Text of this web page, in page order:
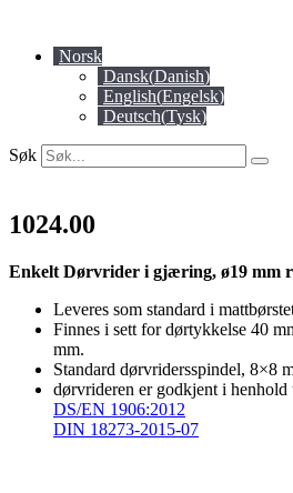
content Norsk
Dansk(Danish)
English(Engelsk)
Deutsch(Tysk)
Søk
1024.00
Enkelt Dørvrider i gjæring, ø19 mm
Leveres som standard i
Finnes i sett for dørtykkelse 40
mm.
Standard dørvridersspindel, 8×8
dørvrideren er godkjent i henhold
DS/EN 1906:2012
DIN 18273-2015-07